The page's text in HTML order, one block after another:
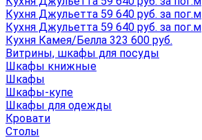
Кухня Джульетта 59 640 руб. за пог.м
Кухня Джульетта 59 640 руб. за пог.м
Кухня Камея/Белла 323 600 руб.
Витрины, шкафы для посуды
Шкафы книжные
Шкафы
Шкафы-купе
Шкафы для одежды
Кровати
Столы